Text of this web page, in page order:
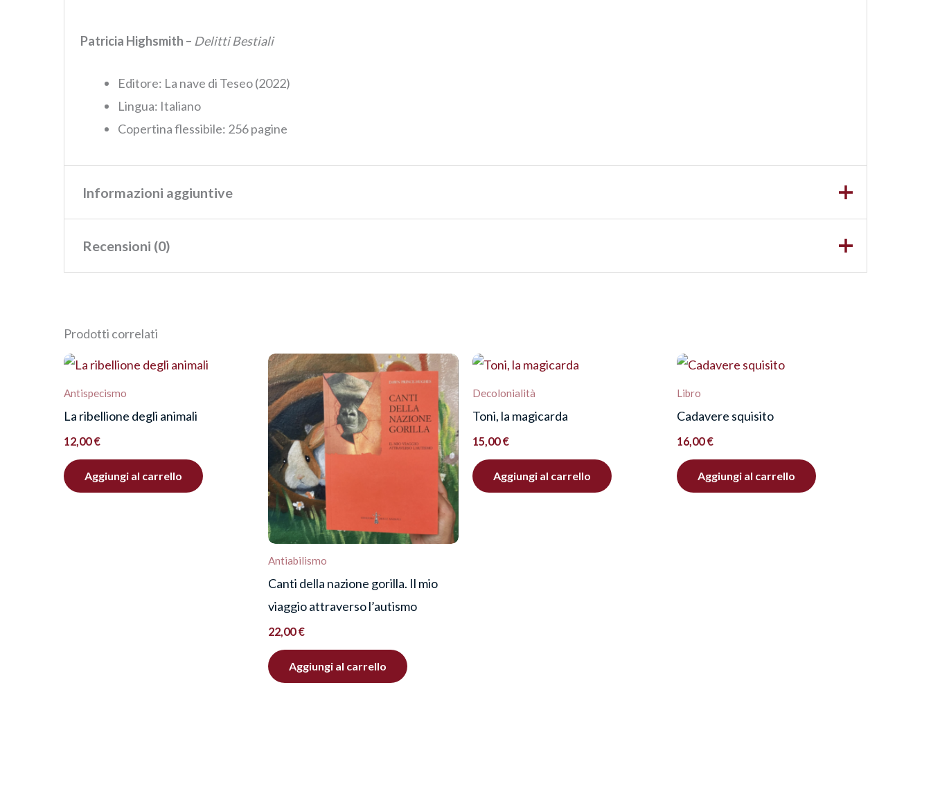
Patricia Highsmith – Delitti Bestiali
Editore: La nave di Teseo (2022)
Lingua:‎ Italiano
Copertina flessibile:‎ 256pagine
Informazioni aggiuntive
Peso
Recensioni (0)
Recensisci per primo “Delitti Bestiali”
per pubblicare una recensione.
Prodotti correlati
Antispecismo
La ribellione degli animali
12,00€
Aggiungi al carrello
Antiabilismo
Canti della nazione gorilla. Il mio
viaggio attraverso l’autismo
22,00€
Aggiungi al carrello
Decolonialità
Toni, la magicarda
15,00€
Aggiungi al carrello
Libro
Cadavere squisito
16,00€
Aggiungi al carrello